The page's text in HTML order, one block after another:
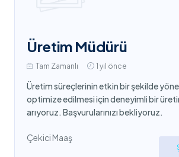
Üretim Müdürü
Tam Zamanlı 1 yıl önce
Üretim süreçlerinin etkin bir şekilde
optimize edilmesi için deneyimli bir
arıyoruz. Başvurularınızı bekliyoruz.
Çekici Maaş